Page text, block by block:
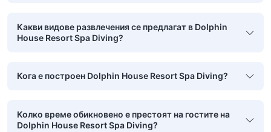
Какви видове развлечения се предлагат в Dolphin
House Resort Spa Diving?
Кога е построен Dolphin House Resort Spa Diving?
Колко време обикновено е престоят на гостите на
Dolphin House Resort Spa Diving?